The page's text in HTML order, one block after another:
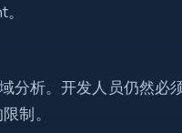
分析。开发人员仍然
制。